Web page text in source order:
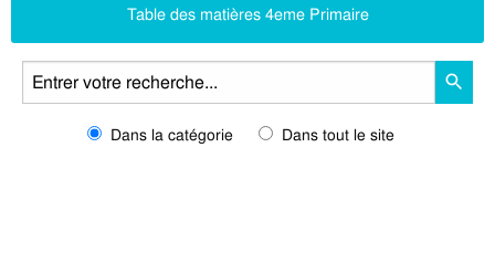
Table des matières 4eme Primaire
Dans la catégorie Dans tout le site